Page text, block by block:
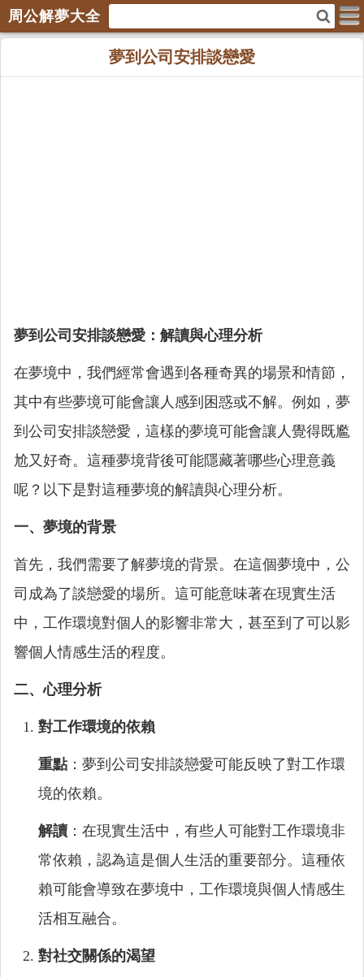
周公解夢大全
夢到公司安排談戀愛
夢到公司安排談戀愛：解讀與心理分析
在夢境中，我們經常會遇到各種奇異的場景和情節，
其中有些夢境可能會讓人感到困惑或不解。例如，夢
到公司安排談戀愛，這樣的夢境可能會讓人覺得既尷
尬又好奇。這種夢境背後可能隱藏著哪些心理意義
呢？以下是對這種夢境的解讀與心理分析。
一、夢境的背景
首先，我們需要了解夢境的背景。在這個夢境中，公
司成為了談戀愛的場所。這可能意味著在現實生活
中，工作環境對個人的影響非常大，甚至到了可以影
響個人情感生活的程度。
二、心理分析
對工作環境的依賴
重點：夢到公司安排談戀愛可能反映了對工作環
境的依賴。
解讀 ：在現實生活中，有些人可能對工作環境非
常依賴，認為這是個人生活的重要部分。這種依
賴可能會導致在夢境中，工作環境與個人情感生
活相互融合。
對社交關係的渴望